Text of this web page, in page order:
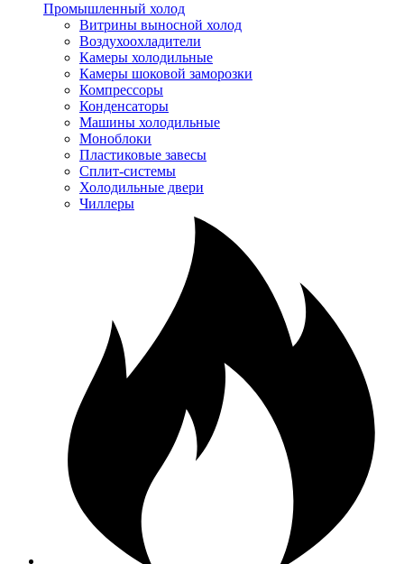
Промышленный холод
Витрины выносной холод
Воздухоохладители
Камеры холодильные
Камеры шоковой заморозки
Компрессоры
Конденсаторы
Машины холодильные
Моноблоки
Пластиковые завесы
Сплит-системы
Холодильные двери
Чиллеры